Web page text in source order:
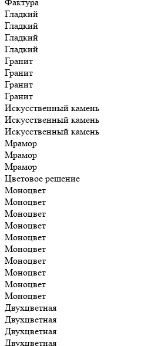
Гладкий
Гладкий
Гладкий
Гладкий
Гранит
Гранит
Гранит
Гранит
Искусственный камень
Искусственный камень
Искусственный камень
Мрамор
Мрамор
Мрамор
Цветовое решение
Моноцвет
Моноцвет
Моноцвет
Моноцвет
Моноцвет
Моноцвет
Моноцвет
Моноцвет
Моноцвет
Моноцвет
Двухцветная
Двухцветная
Двухцветная
Двухцветная